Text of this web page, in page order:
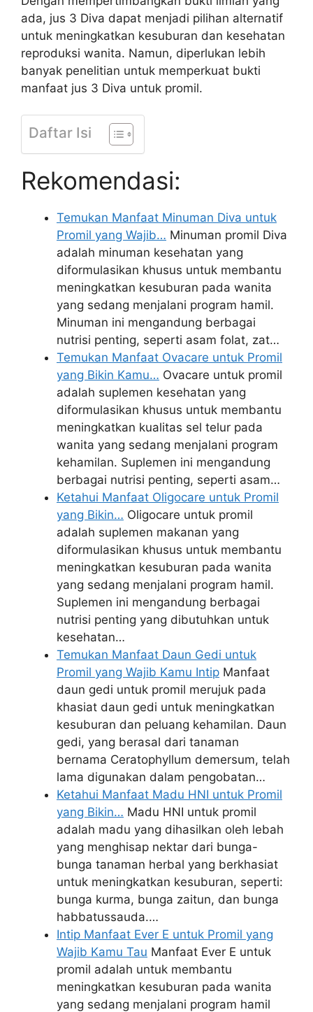
ada, jus 3 Diva dapat menjadi pilihan alternatif
untuk meningkatkan kesuburan dan kesehatan
reproduksi wanita. Namun, diperlukan lebih
banyak penelitian untuk memperkuat bukti
manfaat jus 3 Diva untuk promil.
Daftar Isi
Rekomendasi:
Temukan Manfaat Minuman Diva untuk
Promil yang Wajib… Minuman promil Diva
adalah minuman kesehatan yang
diformulasikan khusus untuk membantu
meningkatkan kesuburan pada wanita
yang sedang menjalani program hamil.
Minuman ini mengandung berbagai
nutrisi penting, seperti asam folat, zat…
Temukan Manfaat Ovacare untuk Promil
yang Bikin Kamu… Ovacare untuk promil
adalah suplemen kesehatan yang
diformulasikan khusus untuk membantu
meningkatkan kualitas sel telur pada
wanita yang sedang menjalani program
kehamilan. Suplemen ini mengandung
berbagai nutrisi penting, seperti asam…
Ketahui Manfaat Oligocare untuk Promil
yang Bikin… Oligocare untuk promil
adalah suplemen makanan yang
diformulasikan khusus untuk membantu
meningkatkan kesuburan pada wanita
yang sedang menjalani program hamil.
Suplemen ini mengandung berbagai
nutrisi penting yang dibutuhkan untuk
kesehatan…
Temukan Manfaat Daun Gedi untuk
Promil yang Wajib Kamu Intip Manfaat
daun gedi untuk promil merujuk pada
khasiat daun gedi untuk meningkatkan
kesuburan dan peluang kehamilan. Daun
gedi, yang berasal dari tanaman
bernama Ceratophyllum demersum, telah
lama digunakan dalam pengobatan…
Ketahui Manfaat Madu HNI untuk Promil
yang Bikin… Madu HNI untuk promil
adalah madu yang dihasilkan oleh lebah
yang menghisap nektar dari bunga-
bunga tanaman herbal yang berkhasiat
untuk meningkatkan kesuburan, seperti:
bunga kurma, bunga zaitun, dan bunga
habbatussauda.…
Intip Manfaat Ever E untuk Promil yang
Wajib Kamu Tau Manfaat Ever E untuk
promil adalah untuk membantu
meningkatkan kesuburan pada wanita
yang sedang menjalani program hamil